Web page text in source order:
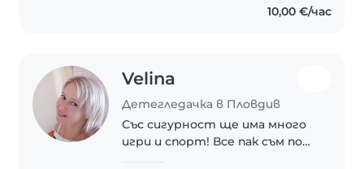
10,00 €/час
Velina
Детегледачка в Пловдив
Със сигурност ще има много
игри и спорт! Все пак съм по